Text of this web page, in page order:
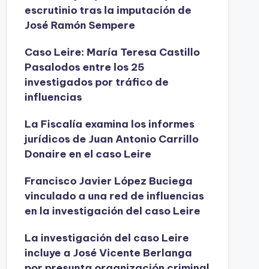
escrutinio tras la imputación de
José Ramón Sempere
Caso Leire: María Teresa Castillo
Pasalodos entre los 25
investigados por tráfico de
influencias
La Fiscalía examina los informes
jurídicos de Juan Antonio Carrillo
Donaire en el caso Leire
Francisco Javier López Buciega
vinculado a una red de influencias
en la investigación del caso Leire
La investigación del caso Leire
incluye a José Vicente Berlanga